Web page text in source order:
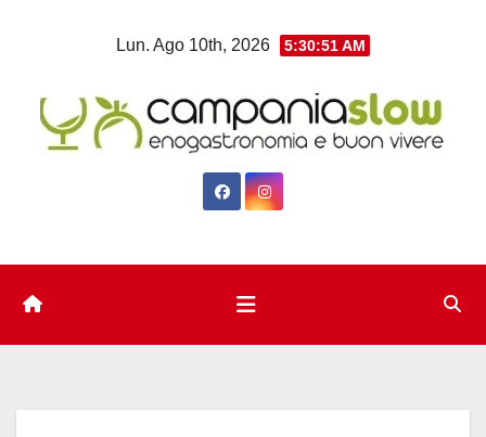
Lun. Ago 10th, 2026 5:30:52 AM